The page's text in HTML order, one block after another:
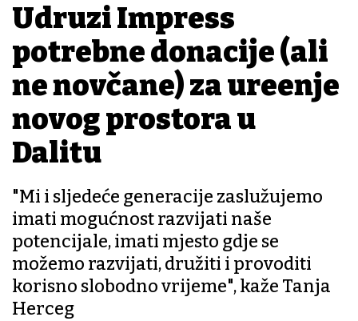
Udruzi Impress
potrebne donacije (ali
ne novčane) za uređenje
novog prostora u
Dalitu
"Mi i sljedeće generacije zaslužujemo
imati mogućnost razvijati naše
potencijale, imati mjesto gdje se
možemo razvijati, družiti i provoditi
korisno slobodno vrijeme", kaže Tanja
Herceg